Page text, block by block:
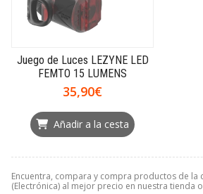
Encuentra, compara y compra productos de la
(Electrónica) al mejor precio en nuestra tienda
Juego de Luces LEZYNE LED
FEMTO 15 LUMENS
35,90€
Añadir a la cesta